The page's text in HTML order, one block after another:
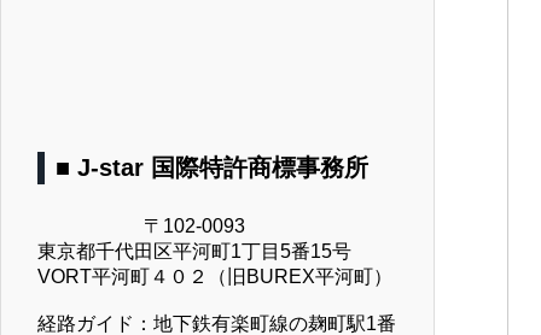
■ J-star 国際特許商標事務所
〒102-0093
東京都千代田区平河町1丁目5番15号
VORT平河町４０２（旧BUREX平河町）
経路ガイド：地下鉄有楽町線の麹町駅1番